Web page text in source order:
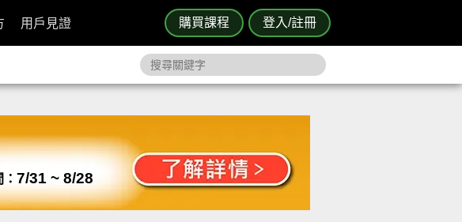
購買課程 登入/註冊
用戶見證
7/31 ~ 8/28